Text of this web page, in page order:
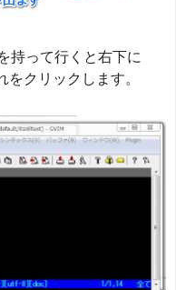
持って行くと右下に
をクリックします。